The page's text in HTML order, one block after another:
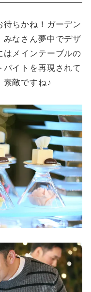
ちかね！ガーデン
みなさん夢中でデザ
はメインテーブルの
イトを再現されて
素敵ですね♪